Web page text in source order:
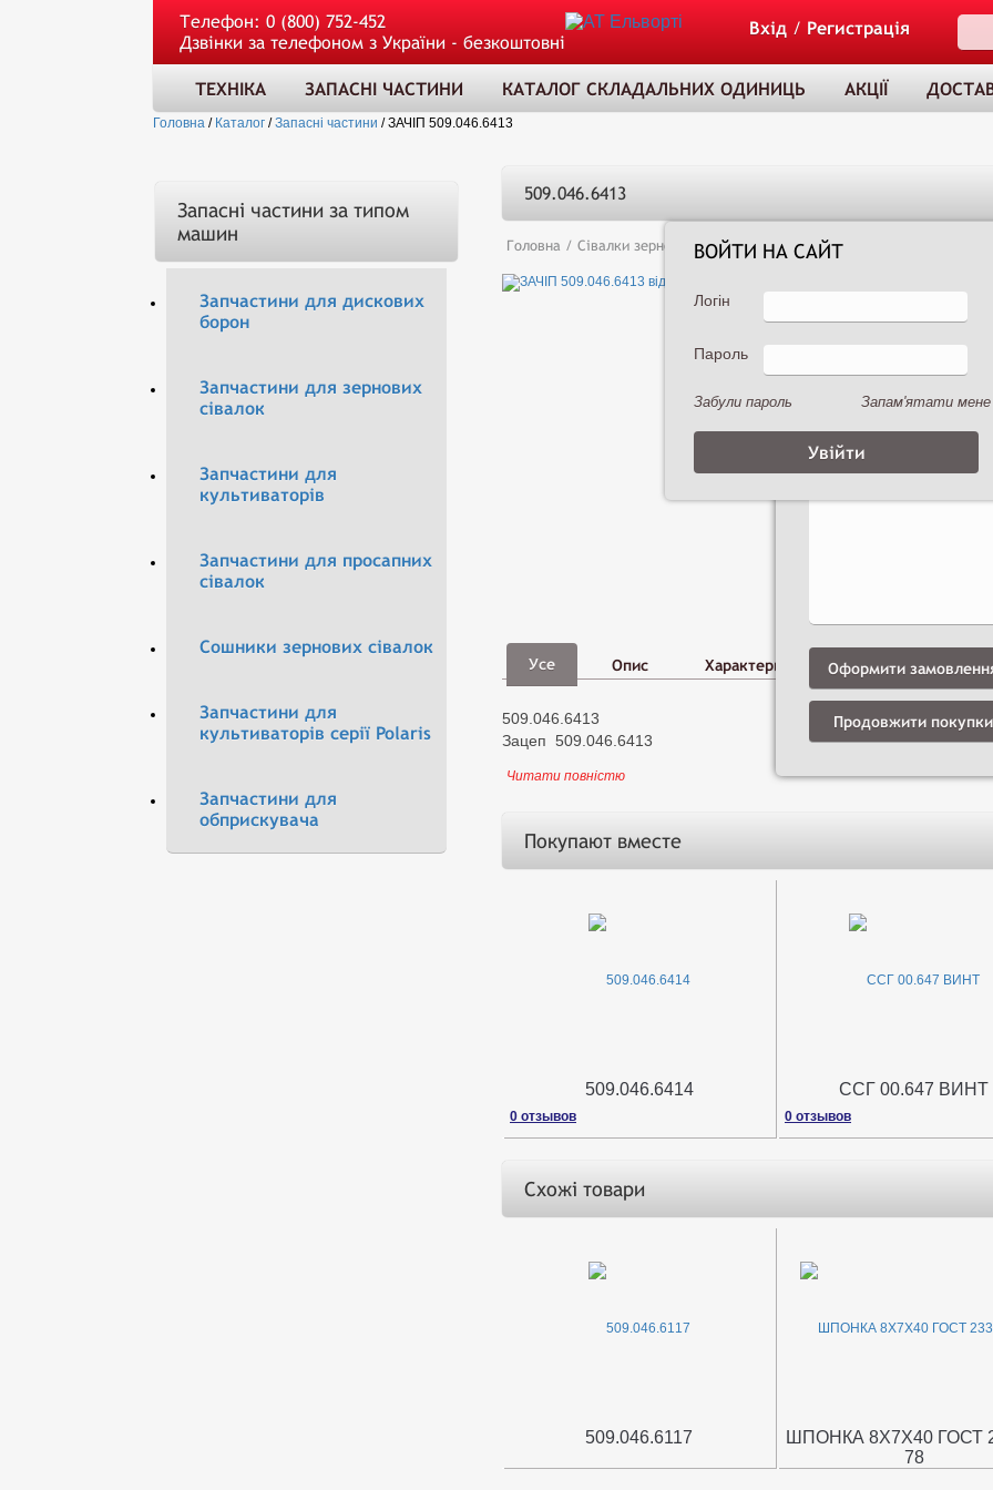
Телефон: 0 (800) 752-452
Дзвінки за телефоном з України - безкоштовні
Вхід/ Регистрація
ТЕХНІКА ЗАПАСНІ ЧАСТИНИ КАТАЛОГ СКЛАДАЛЬНИХ ОДИНИЦЬ АКЦІЇ
Головна / Каталог /Запасні частини /ЗАЧІП 509.046.6413
Запасні частини за типом
машин
Запчастини для дискових
борон
Запчастини для зернових
сівалок
Запчастини для
культиваторів
Запчастини для просапних
сівалок
Сошники зернових сівалок
Запчастини для
культиваторів серії Polaris
Запчастини для
обприскувача
509.046.6413
Головна / Сівалки зернові /Сеялка зернотуковая рядовая Астра 3,6А
Усе Опис Характеристики
Фото,
Відео
і
509.046.6413
Зацеп 509.046.6413
Читати повністю
Покупают вместе
509.046.6414
0 отзывов
ССГ 00.647 ВИНТ
0 отзывов
Схожі товари
509.046.6117
ШПОНКА 8Х7Х40 ГОСТ
78
Оформити
Продовжити покупки
ВОЙТИ НА САЙТ
Логін
Пароль
Забули пароль Запам'ятати мене